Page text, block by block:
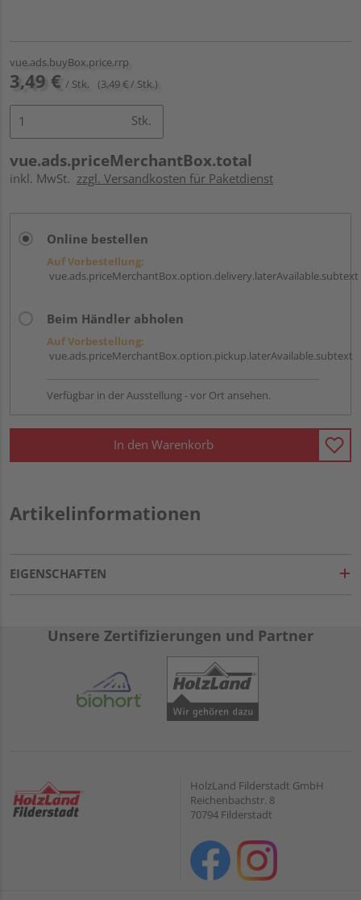
vue.ads.buyBox.price.rrp
3,49 € / Stk. (3,49 € / Stk.)
Stk.
vue.ads.priceMerchantBox.total
inkl. MwSt. zzgl. Versandkosten für Paketdienst
Online bestellen
Auf Vorbestellung:
vue.ads.priceMerchantBox.option.delivery.laterAvailable.subtext
Beim Händler abholen
Auf Vorbestellung:
vue.ads.priceMerchantBox.option.pickup.laterAvailable.subtext
Verfügbar in der Ausstellung - vor Ort ansehen.
In den Warenkorb
Artikelinformationen
EIGENSCHAFTEN
Unsere Zertifizierungen und Partner
HolzLand Filderstadt GmbH
Reichenbachstr. 8
70794 Filderstadt